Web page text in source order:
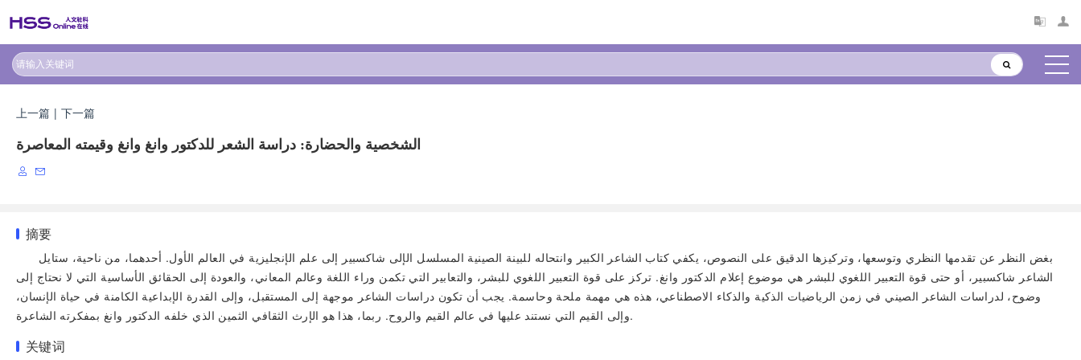
上一篇 | 下一篇
الشخصية والحضارة: دراسة الشعر للدكتور وانغ وانغ وقيمته المعاصرة
摘要
بغض النظر عن تقدمها النظري وتوسعها، وتركيزها الدقيق على النصوص، يكفي كتاب الشاعر الكبير وانتحاله للبينة الصينية المسلسل الإلى شاكسبير إلى علم الإنجليزية في العالم الأول. أحدهما، من ناحية، ستايل
الشاعر شاكسبير، أو حتى قوة التعبير اللغوي للبشر هي موضوع إعلام الدكتور وانغ. تركز على قوة التعبير اللغوي للبشر، والتعابير التي تكمن وراء اللغة وعالم المعاني، والعودة إلى الحقائق الأساسية التي لا نحتاج إلى
وضوح، لدراسات الشاعر الصيني في زمن الرياضيات الذكية والذكاء الاصطناعي، هذه هي مهمة ملحة وحاسمة. يجب أن تكون دراسات الشاعر موجهة إلى المستقبل، وإلى القدرة الإبداعية الكامنة في حياة الإنسان،
وإلى القيم التي نستند عليها في عالم القيم والروح. ربما، هذا هو الإرث الثقافي الثمين الذي خلفه الدكتور وانغ بمفكرته الشاعرة.
关键词